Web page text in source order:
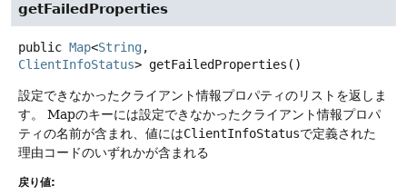
getFailedProperties
public Map<String,
ClientInfoStatus> getFailedProperties ()
設定できなかったクライアント情報プロパティのリストを返しま
す。
Mapのキーには設定できなかったクライアント情報プロパ
ティの名前が含まれ、値にはClientInfoStatusで定義された
理由コードのいずれかが含まれる
戻り値: